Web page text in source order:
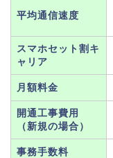
平均通信速度
スマホセット割キ
ャリア
月額料金
開通工事費用
（新規の場合）
事務手数料